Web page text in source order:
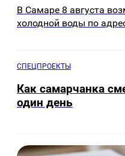
В Самаре 8 августа
холодной воды по
СПЕЦПРОЕКТЫ
Как самарчанка
один день